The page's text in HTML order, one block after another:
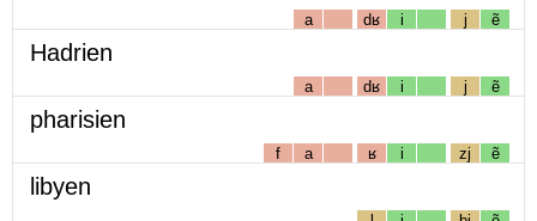
a dʁ i j ẽ
Hadrien
a dʁ i j ẽ
pharisien
f a ʁ i zj ẽ
libyen